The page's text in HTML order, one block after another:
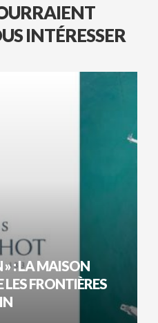
INTÉRESSER
» : LA MAISON
FRONTIÈRES